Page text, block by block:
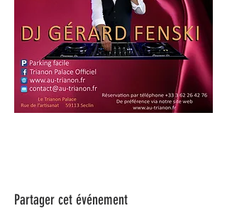
Partager cet événement